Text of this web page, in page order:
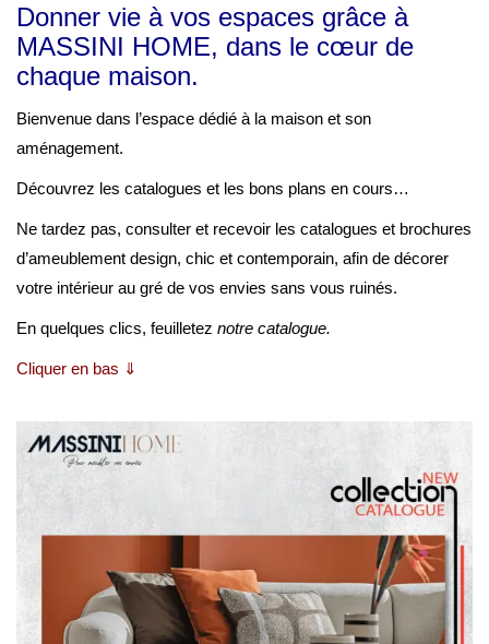
Donner vie à vos espaces grâce à
MASSINI HOME, dans le cœur de
chaque maison.
Bienvenue dans l’espace dédié à la maison et son
aménagement.
Découvrez les catalogues et les bons plans en cours…
Ne tardez pas, consulter et recevoir les catalogues et brochures
d’ameublement design, chic et contemporain, afin de décorer
votre intérieur au gré de vos envies sans vous ruinés.
En quelques clics, feuilletez notre catalogue.
Cliquer en bas ⇓